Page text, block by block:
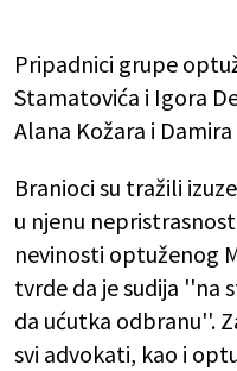
Pripadnici grupe
Stamatovića i Igora
Alana Kožara i
Branioci su tražili
u njenu
nevinosti optuženog
tvrde da je sudija ''na
da ućutka odbranu''.
svi advokati, kao i